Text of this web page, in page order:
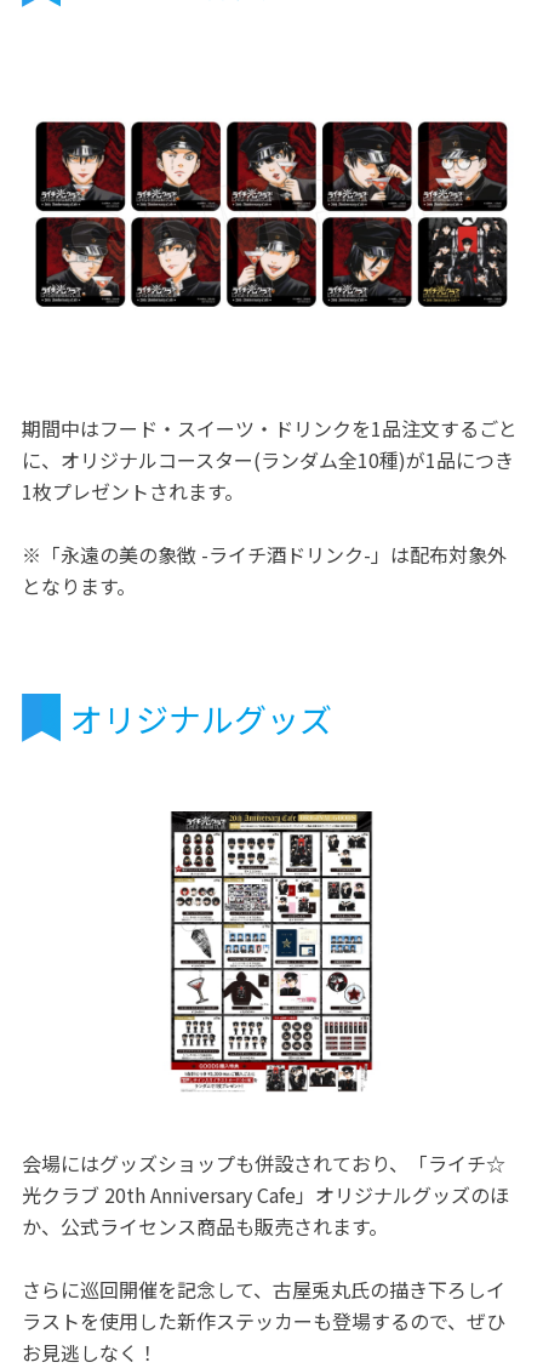
期間中はフード・スイーツ・ドリンクを1品注文するごと
に、オリジナルコースター(ランダム全10種)が1品につき
1枚プレゼントされます。
※「永遠の美の象徴 -ライチ酒ドリンク-」は配布対象外
となります。
オリジナルグッズ
会場にはグッズショップも併設されており、「ライチ☆
光クラブ 20th Anniversary Cafe」オリジナルグッズのほ
か、公式ライセンス商品も販売されます。
さらに巡回開催を記念して、古屋兎丸氏の描き下ろしイ
ラストを使用した新作ステッカーも登場するので、ぜひ
お見逃しなく！